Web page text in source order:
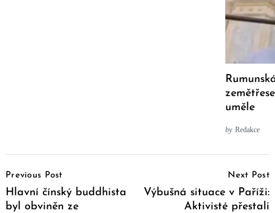
uměle
by Redakce
Navigation
Previous Post
Hlavní čínský buddhista
byl obviněn ze
Next Post
Výbušná situace v Paříži:
Aktivisté přestali